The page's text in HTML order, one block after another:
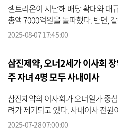
셀트리온이 지난해 배당 확대와 대
총액 7000억원을 돌파했다. 반면,
성바이오로직스는 배당이나 자사주
2025-08-07 17:45:00
삼진제약, 오너2세가 이사회
주 자녀 4명 모두 사내이사
삼진제약의 이사회가 오너일가 중
려가 제기되고 있다. 사내이사 전
세 조규석 대표가 이사회 의장까지
2025-07-28 07:00:00